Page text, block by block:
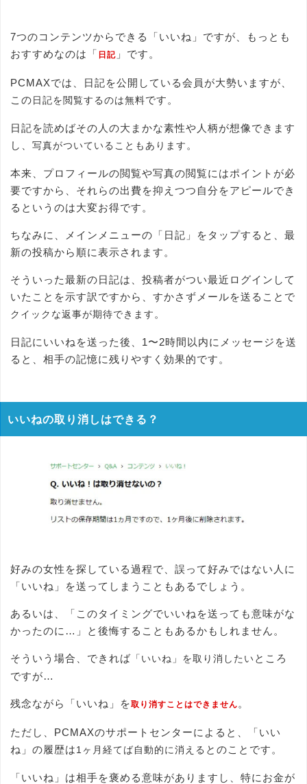
7つのコンテンツからできる「いいね」ですが、もっとも
おすすめなのは「 日記 」です。
PCMAXでは、日記を公開している会員が大勢いますが、
この日記を閲覧するのは無料です。
日記を読めばその人の大まかな素性や人柄が想像できます
し、 写真がついていることもあります 。
本来、プロフィールの閲覧や写真の閲覧にはポイントが必
要ですから、それらの出費を抑えつつ自分をアピールでき
るというのは大変お得です。
ちなみに、メインメニューの「日記」をタップすると、最
新の投稿から順に表示されます。
そういった最新の日記は、投稿者がつい最近ログインして
いたことを示す訳ですから、すかさずメールを送ることで
クイックな返事が期待できます 。
日記にいいねを送った後、1〜2時間以内にメッセージを送
ると、相手の記憶に残りやすく効果的です。
いいねの取り消しはできる？
好みの女性を探している過程で、誤って好みではない人に
「いいね」を送ってしまうこともあるでしょう。
あるいは、「このタイミングでいいねを送っても意味がな
かったのに…」と後悔することもあるかもしれません。
そういう場合、できれば 「いいね」を取り消したいところ
ですが…
残念ながら「いいね」を取り消すことはできません 。
ただし、PCMAXのサポートセンターによると、「いい
ね」の履歴は1ヶ月経てば自動的に消える とのことです。
「いいね」は相手を褒める意味がありますし、特にお金が